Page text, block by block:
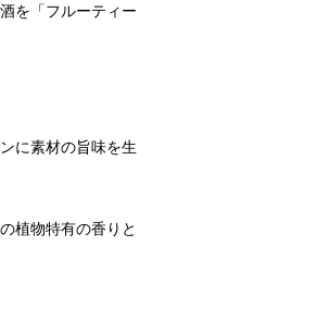
を「フルーティー
に素材の旨味を生
植物特有の香りと